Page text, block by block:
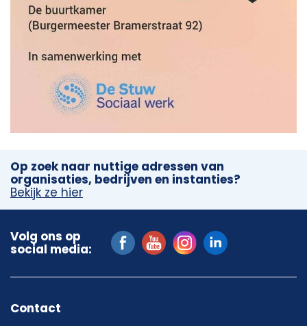
Op zoek naar nuttige adressen van
organisaties, bedrijven en instanties?
Bekijk ze hier
Volg ons op
social media:
Contact